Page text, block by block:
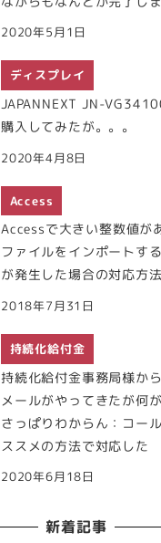
2020年5月1日
ディスプレイ
JAPANNEXT JN-
購入してみたが。。。
2020年4月8日
Access
Accessで大きい整数値が
ファイルをインポートす
が発生した場合の対応方法
2018年7月31日
持続化給付金
持続化給付金事務局様か
メールがやってきたが何
さっぱりわからん：コー
ススメの方法で対応した
2020年6月18日
新着記事